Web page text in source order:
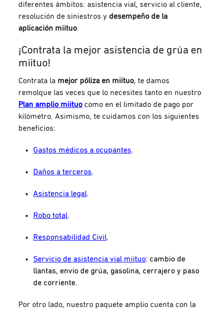
diferentes ámbitos: asistencia vial, servicio al cliente,
resolución de siniestros ydesempeño de la
aplicación miituo.
¡Contrata la mejor asistencia de grúa en
miituo!
Contrata la mejor póliza en miituo, te damos
remolque las veces que lo necesites tanto en nuestro
Plan amplio miituo como en el limitado de pago por
kilómetro. Asimismo, te cuidamos con los siguientes
beneficios:
Gastos médicos a ocupantes.
Daños a terceros.
Asistencia legal.
Robo total.
Responsabilidad Civil.
Servicio de asistencia vial miituo: cambio de
llantas, envío de grúa, gasolina, cerrajero y paso
de corriente.
Por otro lado, nuestro paquete amplio cuenta con la